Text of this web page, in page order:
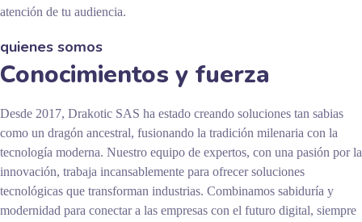
atención de tu audiencia.
quienes somos
Conocimientos y fuerza
Desde 2017, Drakotic SAS ha estado creando soluciones tan sabias
como un dragón ancestral, fusionando la tradición milenaria con la
tecnología moderna. Nuestro equipo de expertos, con una pasión por la
innovación, trabaja incansablemente para ofrecer soluciones
tecnológicas que transforman industrias. Combinamos sabiduría y
modernidad para conectar a las empresas con el futuro digital, siempre